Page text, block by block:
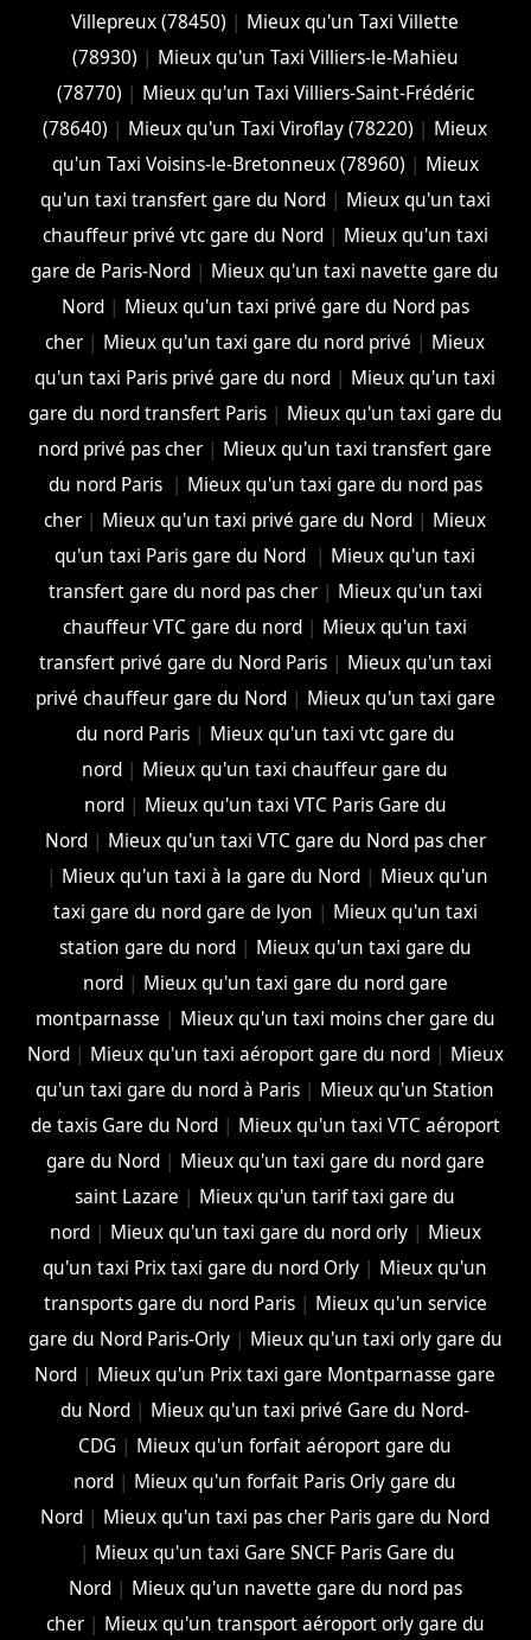
Villepreux (78450) | Mieux qu'un Taxi Villette
(78930) | Mieux qu'un Taxi Villiers-le-Mahieu
(78770) | Mieux qu'un Taxi Villiers-Saint-Frédéric
(78640) | Mieux qu'un Taxi Viroflay (78220) | Mieux
qu'un Taxi Voisins-le-Bretonneux (78960) | Mieux
qu'un taxi transfert gare du Nord| Mieux qu'un taxi
chauffeur privé vtc gare du Nord| Mieux qu'un taxi
gare de Paris-Nord | Mieux qu'un taxi navette gare du
Nord| Mieux qu'un taxi privé gare du Nord pas
cher | Mieux qu'un taxi gare du nord privé | Mieux
qu'un taxi Paris privé gare du nord | Mieux qu'un taxi
gare du nord transfert Paris| Mieux qu'un taxi gare du
nord privé pas cher | Mieux qu'un taxi transfert gare
du nord Paris | Mieux qu'un taxi gare du nord pas
cher | Mieux qu'un taxi privé gare du Nord | Mieux
qu'un taxi Paris gare du Nord | Mieux qu'un taxi
transfert gare du nord pas cher| Mieux qu'un taxi
chauffeur VTC gare du nord | Mieux qu'un taxi
transfert privé gare du Nord Paris| Mieux qu'un taxi
privé chauffeur gare du Nord| Mieux qu'un taxi gare
du nord Paris| Mieux qu'un taxi vtc gare du
nord | Mieux qu'un taxi chauffeur gare du
nord| Mieux qu'un taxi VTC Paris Gare du
Nord| Mieux qu'un taxi VTC gare du Nord pas cher
| Mieux qu'un taxi à la gare du Nord | Mieux qu'un
taxi gare du nord gare de lyon | Mieux qu'un taxi
station gare du nord| Mieux qu'un taxi gare du
nord| Mieux qu'un taxi gare du nord gare
montparnasse | Mieux qu'un taxi moins cher gare du
Nord| Mieux qu'un taxi aéroport gare du nord| Mieux
qu'un taxi gare du nord à Paris | Mieux qu'un Station
de taxis Gare du Nord| Mieux qu'un taxi VTC aéroport
gare du Nord| Mieux qu'un taxi gare du nord gare
saint Lazare | Mieux qu'un tarif taxi gare du
nord| Mieux qu'un taxi gare du nord orly| Mieux
qu'un taxi Prix taxi gare du nord Orly | Mieux qu'un
transports gare du nord Paris| Mieux qu'un service
gare du Nord Paris-Orly| Mieux qu'un taxi orly gare du
Nord | Mieux qu'un Prix taxi gare Montparnasse gare
du Nord | Mieux qu'un taxi privé Gare du Nord-
CDG | Mieux qu'un forfait aéroport gare du
nord | Mieux qu'un forfait Paris Orly gare du
Nord | Mieux qu'un taxi pas cher Paris gare du Nord
| Mieux qu'un taxi Gare SNCF Paris Gare du
Nord| Mieux qu'un navette gare du nord pas
cher| Mieux qu'un transport aéroport orly gare du